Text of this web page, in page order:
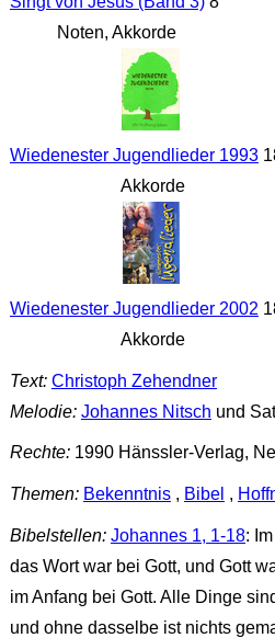
Noten, Akkorde
Wiedenester Jugendlieder 1993
Akkorde
Wiedenester Jugendlieder 2002
Akkorde
Text: Christoph Zehendner
Melodie: Johannes Nitsch und
Rechte:1990 Hänssler-Verlag,
Themen: Bekenntnis, Bibel ,
Bibelstellen: Johannes 1, 1-18:
das Wort war bei Gott, und Gott
im Anfang bei Gott. Alle Dinge
und ohne dasselbe ist nichts